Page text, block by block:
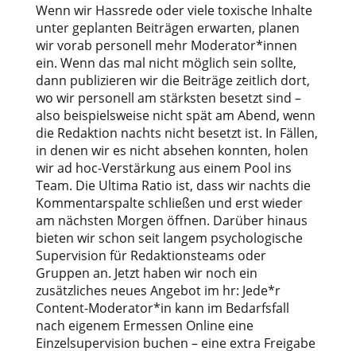
Wenn wir Hassrede oder viele toxische Inhalte
unter geplanten Beiträgen erwarten, planen
wir vorab personell mehr Moderator*innen
ein. Wenn das mal nicht möglich sein sollte,
dann publizieren wir die Beiträge zeitlich dort,
wo wir personell am stärksten besetzt sind –
also beispielsweise nicht spät am Abend, wenn
die Redaktion nachts nicht besetzt ist. In Fällen,
in denen wir es nicht absehen konnten, holen
wir ad hoc-Verstärkung aus einem Pool ins
Team. Die Ultima Ratio ist, dass wir nachts die
Kommentarspalte schließen und erst wieder
am nächsten Morgen öffnen. Darüber hinaus
bieten wir schon seit langem psychologische
Supervision für Redaktionsteams oder
Gruppen an. Jetzt haben wir noch ein
zusätzliches neues Angebot im hr: Jede*r
Content-Moderator*in kann im Bedarfsfall
nach eigenem Ermessen Online eine
Einzelsupervision buchen – eine extra Freigabe